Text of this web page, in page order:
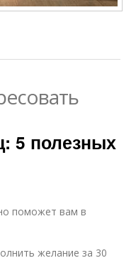
5 полезных
поможет вам в
желание за 30